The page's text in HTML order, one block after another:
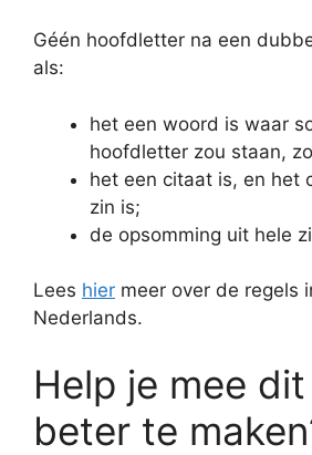
Géén hoofdletter na een
als:
het een woord is waar
hoofdletter zou staan,
het een citaat is, en het
zin is;
de opsomming uit hele
Lees hier meer over de regels
Nederlands.
Help je mee
beter te